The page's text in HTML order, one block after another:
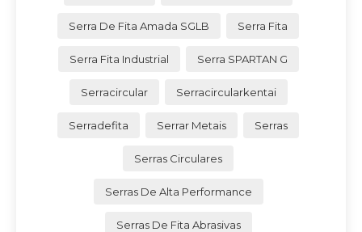
Serra De Fita Amada SGLB Serra Fita
Serra Fita Industrial Serra SPARTAN G
Serracircular Serracircularkentai
Serradefita Serrar Metais Serras
Serras Circulares
Serras De Alta Performance
Serras De Fita Abrasivas